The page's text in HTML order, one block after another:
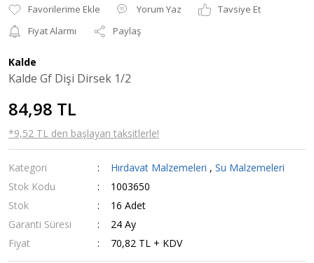
Yorum Yaz
Tavsiye Et
Fiyat Alarmı
Paylaş
Kalde
Kalde Gf Dişi Dirsek 1/2
84,98 TL
*9,52 TL den başlayan taksitlerle!
Kategori Hırdavat Malzemeleri ,Su Malzemeleri
Stok Kodu
1003650
Stok
16 Adet
Garanti Süresi
24 Ay
Fiyat
70,82 TL + KDV